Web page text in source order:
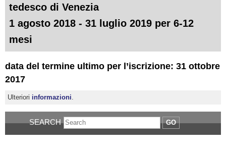
tedesco di Venezia
1 agosto 2018 - 31 luglio 2019 per 6-12
mesi
data del termine ultimo per l’iscrizione: 31 ottobre
2017
Ulteriori informazioni
SEARCH GO